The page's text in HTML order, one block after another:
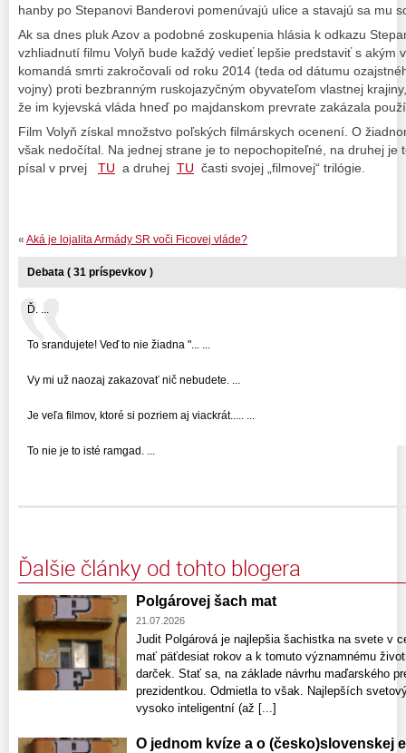
hanby po Stepanovi Banderovi pomenúvajú ulice a stavajú sa mu
Ak sa dnes pluk Azov a podobné zoskupenia hlásia k odkazu
vzhliadnutí filmu Volyň bude každý vedieť lepšie predstaviť s akým
komandá smrti zakročovali od roku 2014 (teda od dátumu
vojny) proti bezbranným ruskojazyčným obyvateľom vlastnej
že im kyjevská vláda hneď po majdanskom prevrate zakázala
Film Volyň získal množstvo poľských filmárskych ocenení. O
však nedočítal. Na jednej strane je to nepochopiteľné, na druhej je
písal v prvej TU a druhej TU časti svojej „filmovej“ trilógie.
« Aká je lojalita Armády SR voči Ficovej vláde?
Debata ( 31 príspevkov )
Ď. ...
To srandujete! Veď to nie žiadna "... ...
Vy mi už naozaj zakazovať nič nebudete. ...
Je veľa filmov, ktoré si pozriem aj viackrát..... ...
To nie je to isté ramgad. ...
Ďalšie články od tohto blogera
Polgárovej šach mat
21.07.2026
Judit Polgárová je najlepšia šachistka na svete v
mať päťdesiat rokov a k tomuto významnému
darček. Stať sa, na základe návrhu maďarského
prezidentkou. Odmietla to však. Najlepších
vysoko inteligentní (až [...]
O jednom kvíze a o (česko)slovenskej